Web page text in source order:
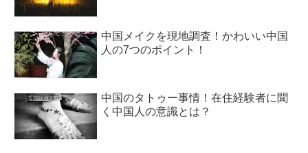
中国メイクを現地調査！かわいい中国
人の7つのポイント！
中国のタトゥー事情！在住経験者に聞
く中国人の意識とは？